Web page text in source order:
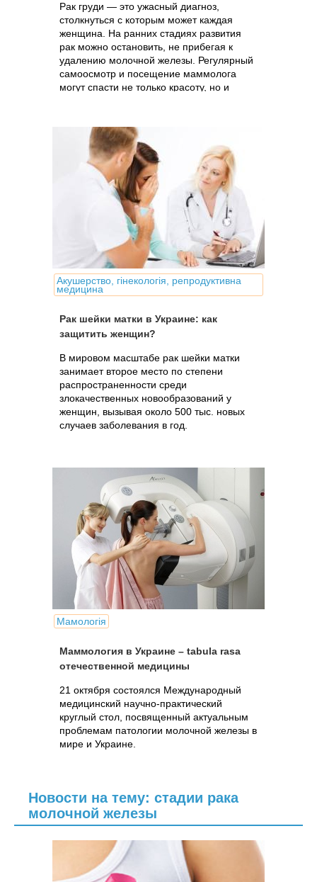
Рак груди — это ужасный диагноз,
столкнуться с которым может каждая
женщина. На ранних стадиях развития
рак можно остановить, не прибегая к
удалению молочной железы. Регулярный
самоосмотр и посещение маммолога
могут спасти не только красоту, но и
Акушерство, гінекологія, репродуктивна
медицина
Рак шейки матки в Украине: как
защитить женщин?
В мировом масштабе рак шейки матки
занимает второе место по степени
распространенности среди
злокачественных новообразований у
женщин, вызывая около 500 тыс. новых
случаев заболевания в год.
Мамологія
Маммология в Украине – tabula rasa
отечественной медицины
21 октября состоялся Международный
медицинский научно-практический
круглый стол, посвященный актуальным
проблемам патологии молочной железы в
мире и Украине.
Новости на тему: стадии рака
молочной железы